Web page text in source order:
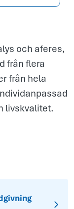
och aferes,
från flera
från hela
livskvalitet.